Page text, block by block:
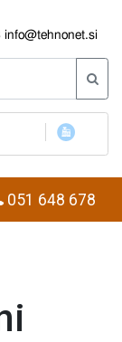
info@tehnonet.si
051 648 678